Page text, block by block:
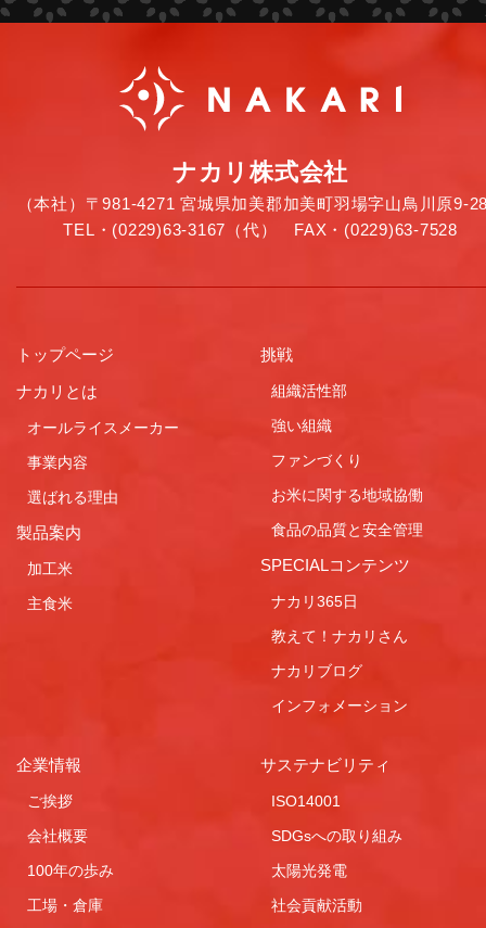
ナカリ株式会社
（本社）〒981-4271 宮城県加美郡加美町羽場字山鳥川原9-
TEL・(0229)63-3167（代） FAX・(0229)63-7528
トップページ
ナカリとは
オールライスメーカー
事業内容
選ばれる理由
製品案内
加工米
主食米
挑戦
組織活性部
強い組織
ファンづくり
お米に関する地域協働
食品の品質と安全管理
SPECIALコンテンツ
ナカリ365日
教えて！ナカリさん
ナカリブログ
インフォメーション
企業情報
ご挨拶
会社概要
100年の歩み
工場・倉庫
サステナビリティ
ISO14001
SDGsへの取り組み
太陽光発電
社会貢献活動